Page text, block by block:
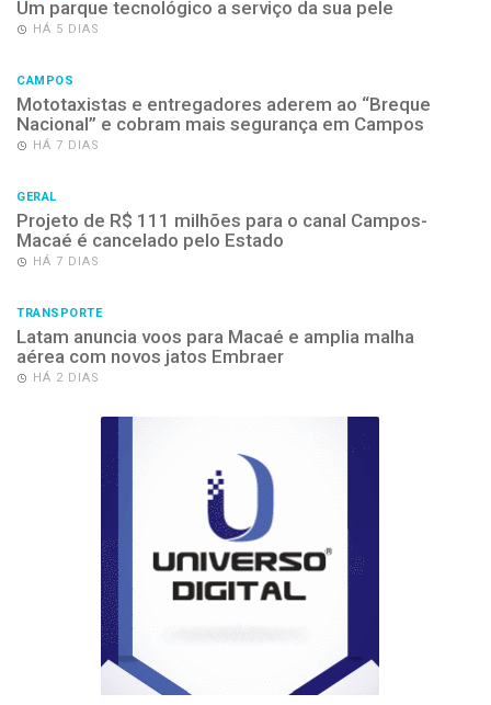
Um parque tecnológico a serviço da sua pele
HÁ 5 DIAS
CAMPOS
Mototaxistas e entregadores aderem ao “Breque
Nacional” e cobram mais segurança em Campos
HÁ 7 DIAS
GERAL
Projeto de R$ 111 milhões para o canal Campos-
Macaé é cancelado pelo Estado
HÁ 7 DIAS
TRANSPORTE
Latam anuncia voos para Macaé e amplia malha
aérea com novos jatos Embraer
HÁ 2 DIAS